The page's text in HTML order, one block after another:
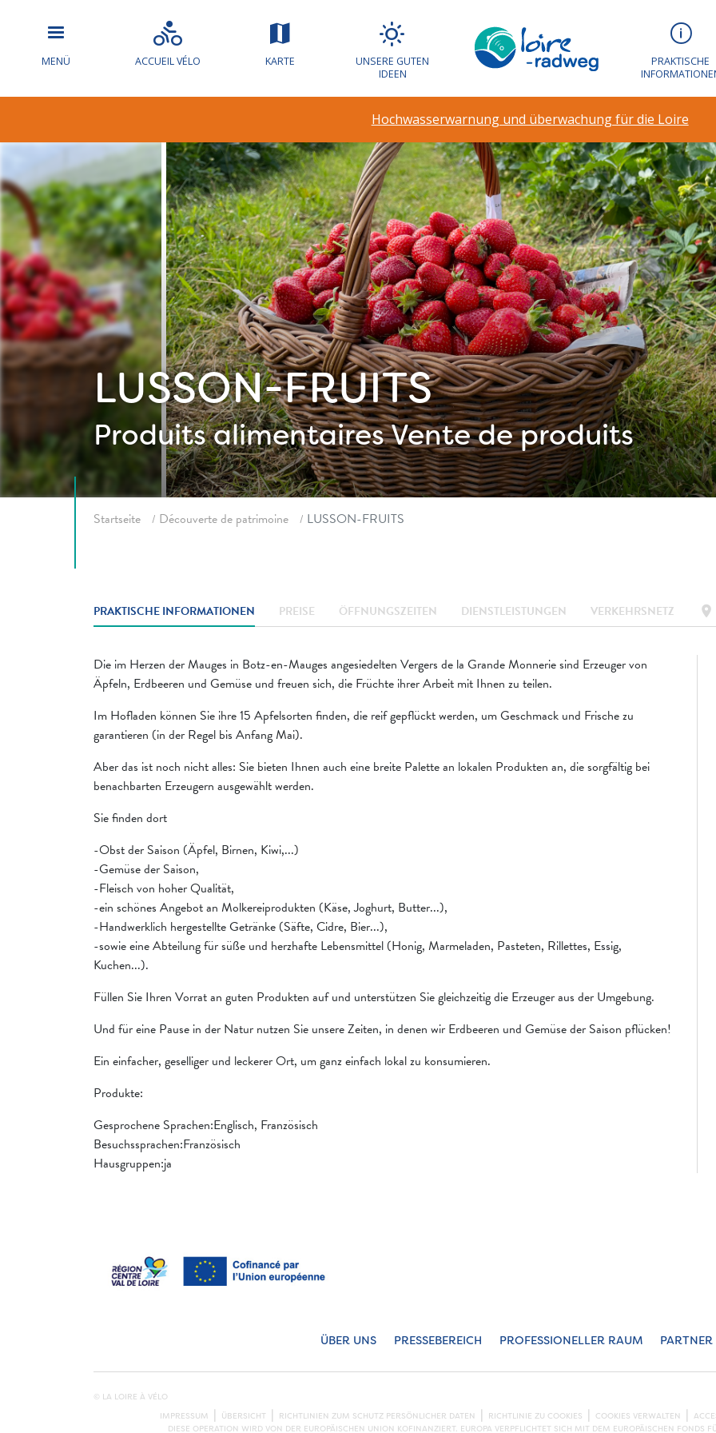
MENÜ ACCUEIL VÉLO KARTE
UNSERE GUTEN
IDEEN
PRAKTISCHE
Hochwasserwarnung und überwachung für die Loire
LUSSON-FRUITS
Produits alimentairesVente de produits
Startseite Découverte de patrimoine LUSSON-FRUITS
PRAKTISCHE INFORMATIONEN PREISE ÖFFNUNGSZEITEN DIENSTLEISTUNGEN VERKEHRSNETZ location_on
Die im Herzen der Mauges in Botz-en-Mauges angesiedelten Vergers de la Grande Monnerie sind Erzeuger von
Äpfeln, Erdbeeren und Gemüse und freuen sich, die Früchte ihrer Arbeit mit Ihnen zu teilen.
Im Hofladen können Sie ihre 15 Apfelsorten finden, die reif gepflückt werden, um Geschmack und Frische zu
garantieren (in der Regel bis Anfang Mai).
Aber das ist noch nicht alles: Sie bieten Ihnen auch eine breite Palette an lokalen Produkten an, die sorgfältig bei
benachbarten Erzeugern ausgewählt werden.
Sie finden dort
-Obst der Saison (Äpfel, Birnen, Kiwi,...)
-Gemüse der Saison,
-Fleisch von hoher Qualität,
-ein schönes Angebot an Molkereiprodukten (Käse, Joghurt, Butter...),
-Handwerklich hergestellte Getränke (Säfte, Cidre, Bier...),
-sowie eine Abteilung für süße und herzhafte Lebensmittel (Honig, Marmeladen, Pasteten, Rillettes, Essig,
Kuchen...).
Füllen Sie Ihren Vorrat an guten Produkten auf und unterstützen Sie gleichzeitig die Erzeuger aus der Umgebung.
Und für eine Pause in der Natur nutzen Sie unsere Zeiten, in denen wir Erdbeeren und Gemüse der Saison pflücken!
Ein einfacher, geselliger und leckerer Ort, um ganz einfach lokal zu konsumieren.
Produkte:
Gesprochene Sprachen:Englisch, Französisch
Besuchssprachen:Französisch
Hausgruppen:ja
ÜBER UNS PRESSEBEREICH PROFESSIONELLER RAUM PARTNER
© LA LOIRE À VÉLO
IMPRESSUM
ÜBERSICHT RICHTLINIEN ZUM SCHUTZ PERSÖNLICHER DATEN RICHTLINIE ZU COOKIES COOKIES VERWALTEN
DIESE OPERATION WIRD VON DER EUROPÄISCHEN UNION KOFINANZIERT. EUROPA VERPFLICHTET SICH MIT DEM EUROPÄISCHEN FONDS